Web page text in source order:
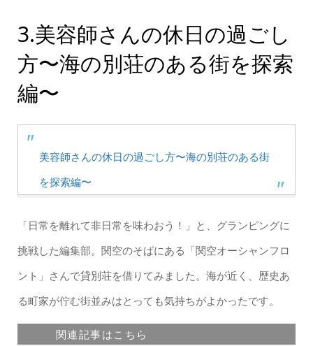
3.美容師さんの休日の過ごし
方〜海の別荘のある街を探索
編〜
美容師さんの休日の過ごし方〜海の別荘のある街
を探索編〜
「日常を離れて非日常を味わおう！」と、グランピングに
挑戦した編集部。関空のそばにある「関空オーシャンフロ
ント」さんで貸別荘を借りてみました。海が近く、歴史あ
る町家が佇む街並みはとっても気持ちがよかったです。
関連記事はこちら